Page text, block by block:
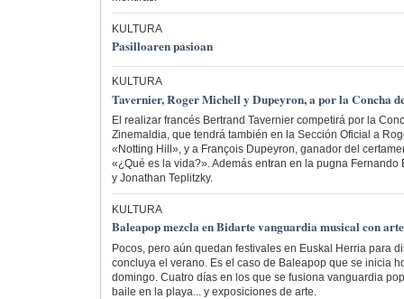
KULTURA
Pasilloaren pasioan
KULTURA
Tavernier, Roger Michell y Dupeyron, a por la Concha
El realizar francés Bertrand Tavernier competirá por la
Zinemaldia, que tendrá también en la Sección Oficial a
«Notting Hill», y a François Dupeyron, ganador del
«¿Qué es la vida?». Además entran en la pugna Fernando
y Jonathan Teplitzky.
KULTURA
Baleapop mezcla en Bidarte vanguardia musical con arte
Pocos, pero aún quedan festivales en Euskal Herria para
concluya el verano. Es el caso de Baleapop que se inicia
domingo. Cuatro días en los que se fusiona vanguardia
baile en la playa... y exposiciones de arte.